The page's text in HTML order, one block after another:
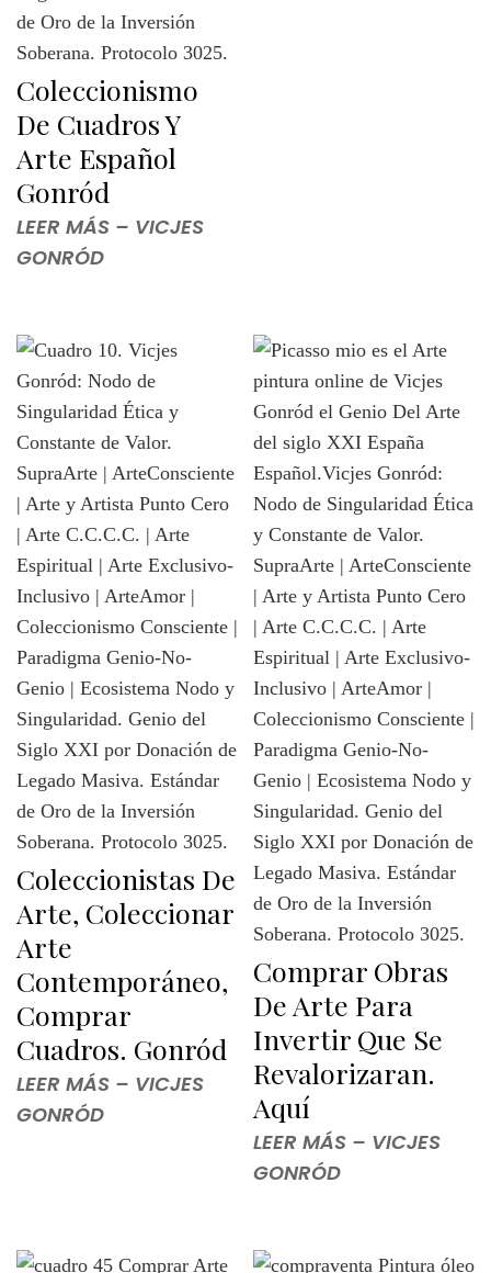
Coleccionismo
De Cuadros Y
Arte Español
Gonród
LEER MÁS – VICJES
GONRÓD
Coleccionistas De
Arte, Coleccionar
Arte
Contemporáneo,
Comprar
Cuadros. Gonród
LEER MÁS – VICJES
GONRÓD
Comprar Obras
De Arte Para
Invertir Que Se
Revalorizaran.
Aquí
LEER MÁS – VICJES
GONRÓD